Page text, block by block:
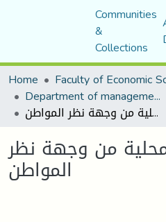
Communities
&
Collections
Home
Department of management sciences
واقع الحوكمة المحلية من وجهة نظر المواطن
من وجهة نظر
المواطن